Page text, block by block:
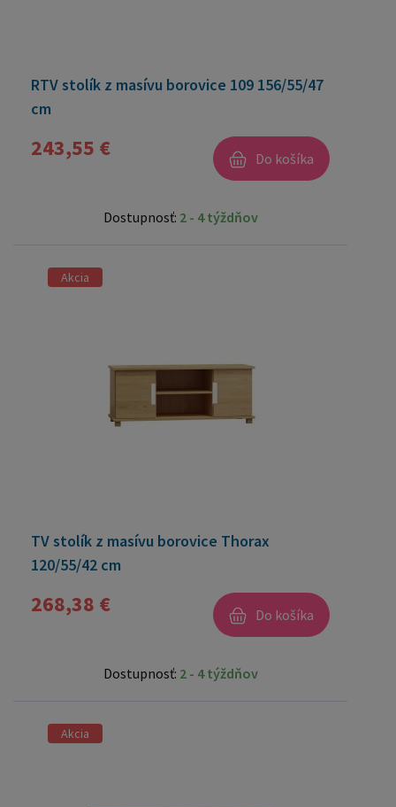
RTV stolík z masívu borovice 109 156/55/47
cm
243,55 € Do košíka
Dostupnosť: 2 - 4 týždňov
Akcia
TV stolík z masívu borovice Thorax
120/55/42 cm
268,38 € Do košíka
Dostupnosť: 2 - 4 týždňov
Akcia